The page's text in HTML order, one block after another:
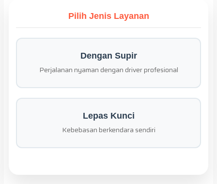
Pilih Jenis Layanan
Dengan Supir
Perjalanan nyaman dengan driver profesional
Lepas Kunci
Kebebasan berkendara sendiri